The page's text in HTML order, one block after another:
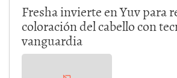
Fresha invierte en Yuv para
coloración del cabello con
vanguardia